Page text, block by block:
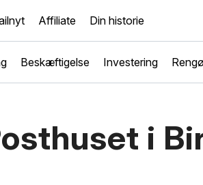
Affiliate Din historie
Beskæftigelse Investering
i